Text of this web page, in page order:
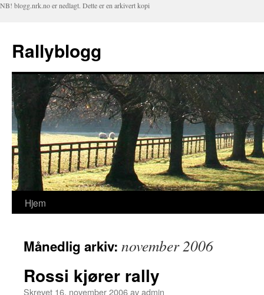
NB! blogg.nrk.no er nedlagt. Dette er en arkivert kopi
Rallyblogg
Hopp
innhold
Hjem
Månedlig arkiv: november 2006
Rossi kjører rally
Skrevet 16. november 2006avadmin